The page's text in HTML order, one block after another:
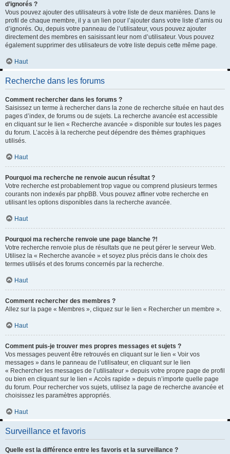
d’ignorés ?
Vous pouvez ajouter des utilisateurs à votre liste de deux manières. Dans le
profil de chaque membre, il y a un lien pour l’ajouter dans votre liste d’amis ou
d’ignorés. Ou, depuis votre panneau de l’utilisateur, vous pouvez ajouter
directement des membres en saisissant leur nom d’utilisateur. Vous pouvez
également supprimer des utilisateurs de votre liste depuis cette même page.
Haut
Recherche dans les forums
Comment rechercher dans les forums ?
Saisissez un terme à rechercher dans la zone de recherche située en haut des
pages d’index, de forums ou de sujets. La recherche avancée est accessible
en cliquant sur le lien « Recherche avancée » disponible sur toutes les pages
du forum. L’accès à la recherche peut dépendre des thèmes graphiques
utilisés.
Haut
Pourquoi ma recherche ne renvoie aucun résultat ?
Votre recherche est probablement trop vague ou comprend plusieurs termes
courants non indexés par phpBB. Vous pouvez affiner votre recherche en
utilisant les options disponibles dans la recherche avancée.
Haut
Pourquoi ma recherche renvoie une page blanche ?!
Votre recherche renvoie plus de résultats que ne peut gérer le serveur Web.
Utilisez la « Recherche avancée » et soyez plus précis dans le choix des
termes utilisés et des forums concernés par la recherche.
Haut
Comment rechercher des membres ?
Allez sur la page « Membres », cliquez sur le lien « Rechercher un membre ».
Haut
Comment puis-je trouver mes propres messages et sujets ?
Vos messages peuvent être retrouvés en cliquant sur le lien « Voir vos
messages » dans le panneau de l’utilisateur, en cliquant sur le lien
« Rechercher les messages de l’utilisateur » depuis votre propre page de profil
ou bien en cliquant sur le lien « Accès rapide » depuis n’importe quelle page
du forum. Pour rechercher vos sujets, utilisez la page de recherche avancée et
choisissez les paramètres appropriés.
Haut
Surveillance et favoris
Quelle est la différence entre les favoris et la surveillance ?